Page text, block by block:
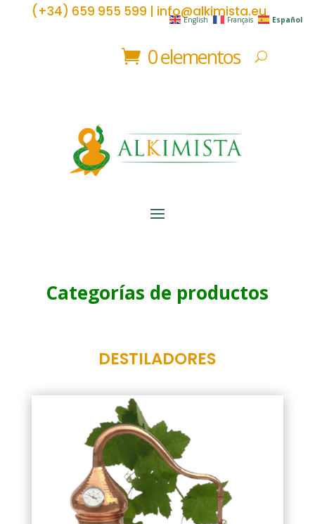
(+34) 659 955 599 | info@alkimista.eu
0 elementos
Categorías de productos
DESTILADORES
English Français Español